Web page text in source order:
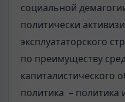
социальной
политически
эксплуататорского
по преимуществу
капиталистического
политика – политика